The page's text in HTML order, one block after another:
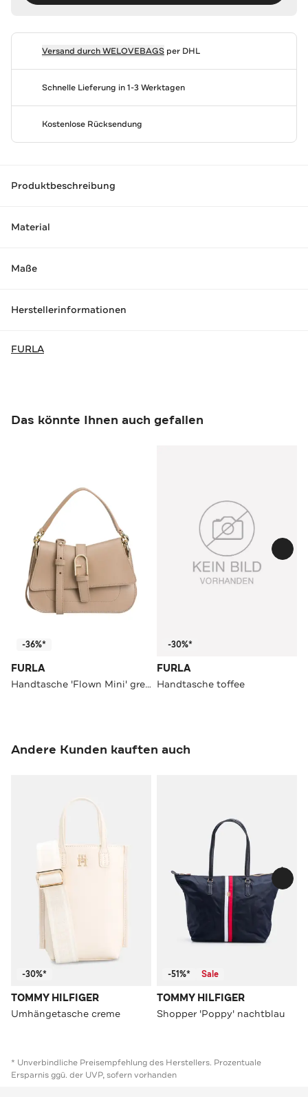
Versand durchWELOVEBAGSper DHL
Schnelle Lieferung in 1-3 Werktagen
Kostenlose Rücksendung
Produktbeschreibung
Material
Maße
Herstellerinformationen
FURLA
Das könnte Ihnen auch gefallen
-36%*
FURLA
Handtasche 'Flown Mini' greige
-30%*
FURLA
Handtasche toffee
Andere Kunden kauften auch
-30%*
TOMMY HILFIGER
Umhängetasche creme
-51%* Sale
TOMMY HILFIGER
Shopper 'Poppy' nachtblau
* Unverbindliche Preisempfehlung des Herstellers. Prozentuale
Ersparnis ggü. der UVP, sofern vorhanden